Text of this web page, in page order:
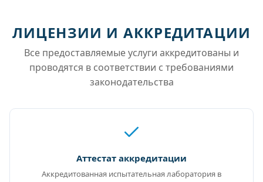
ЛИЦЕНЗИИ И АККРЕДИТАЦИИ
Все предоставляемые услуги аккредитованы и
проводятся в соответствии с требованиями
законодательства
Аттестат аккредитации
Аккредитованная испытательная лаборатория в